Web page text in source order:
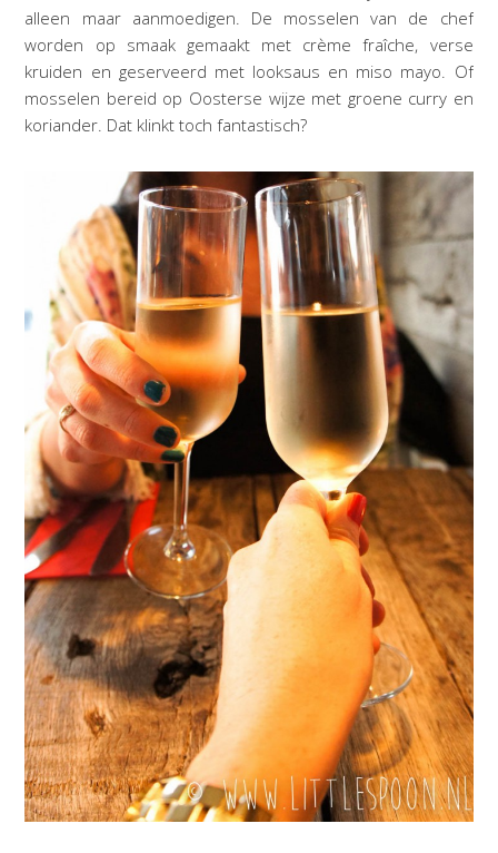
alleen maar aanmoedigen. De mosselen van de chef
worden op smaak gemaakt met crème fraîche, verse
kruiden en geserveerd met looksaus en miso mayo. Of
mosselen bereid op Oosterse wijze met groene curry en
koriander. Dat klinkt toch fantastisch?